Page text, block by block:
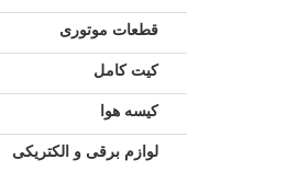
قطعات موتوری
کیت کامل
کیسه هوا
لوازم برقی و الکتریکی